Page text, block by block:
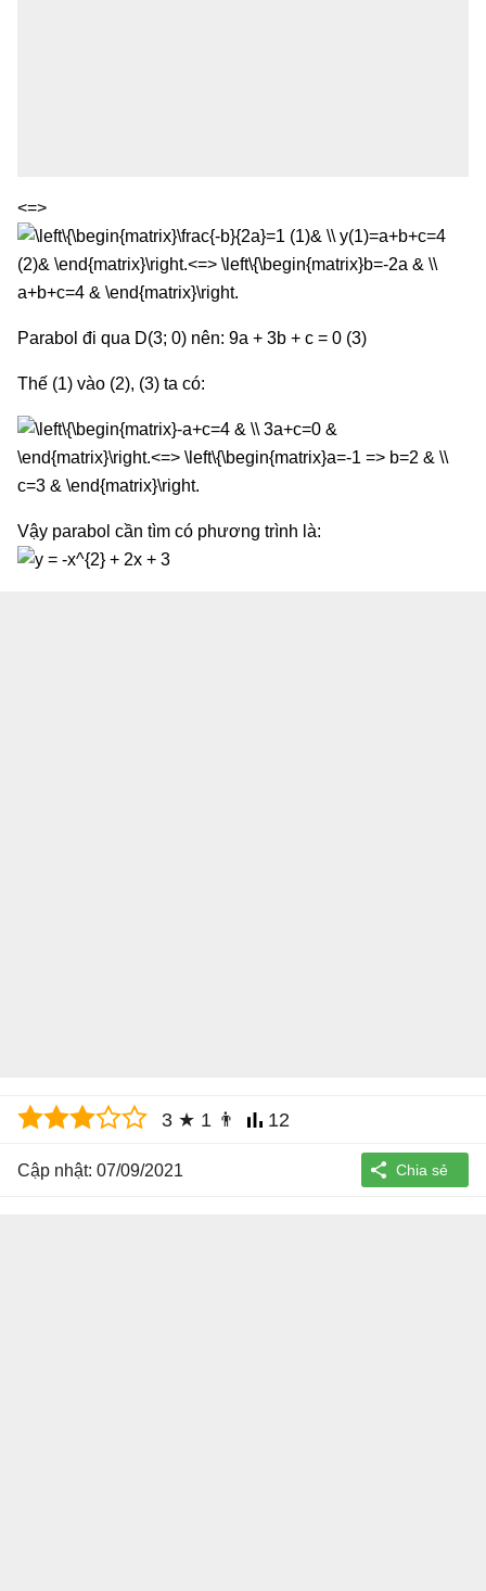
<=>
Parabol đi qua D(3; 0) nên: 9a + 3b + c = 0 (3)
Thế (1) vào (2), (3) ta có:
Vậy parabol cần tìm có phương trình là:
3 ★ 1 👨 12
Cập nhật: 07/09/2021